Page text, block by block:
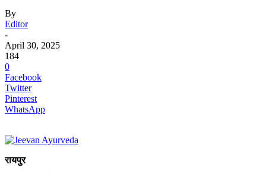
By
Editor
-
April 30, 2025
184
0
Facebook
Twitter
Pinterest
WhatsApp
रायपुर